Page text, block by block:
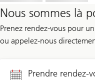
Nous sommes là
Prenez rendez-vous pour
ou appelez-nous
Prendre rendez-